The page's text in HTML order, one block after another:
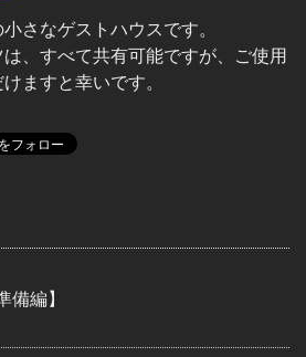
さなゲストハウスです。
、すべて共有可能ですが、ご使用
ますと幸いです。
編】